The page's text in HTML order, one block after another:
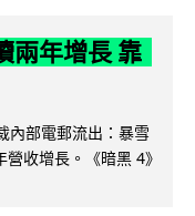
兩年增長 靠
內部電郵流出：暴雪
收增長。《暗黑 4》